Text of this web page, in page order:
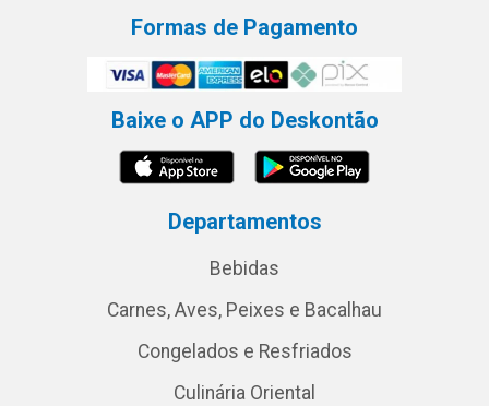
Formas de Pagamento
Baixe o APP do Deskontão
Departamentos
Bebidas
Carnes, Aves, Peixes e Bacalhau
Congelados e Resfriados
Culinária Oriental